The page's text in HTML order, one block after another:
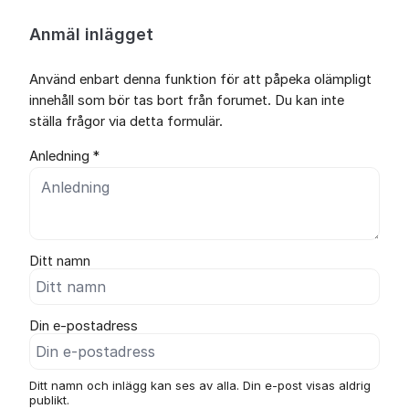
Anmäl inlägget
Använd enbart denna funktion för att påpeka olämpligt
innehåll som bör tas bort från forumet. Du kan inte
ställa frågor via detta formulär.
Anledning *
Ditt namn
Din e-postadress
Ditt namn och inlägg kan ses av alla. Din e-post visas aldrig
publikt.